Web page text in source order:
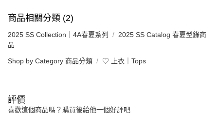
商品相關分類 (2)
2025 SS Collection｜4A春夏系列
2025 SS Catalog 春夏型錄商
品
Shop by Category 商品分類 ♡ 上衣｜Tops
評價
喜歡這個商品嗎？購買後給他一個好評吧